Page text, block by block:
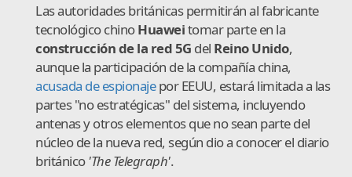
Las autoridades británicas permitirán al fabricante
tecnológico chinoHuaweitomar parte en la
construcción de la red 5G del Reino Unido,
aunque la participación de la compañía china,
acusada de espionajepor EEUU, estará limitada a las
partes "no estratégicas" del sistema, incluyendo
antenas y otros elementos que no sean parte del
núcleo de la nueva red, según dio a conocer el diario
británico 'The Telegraph'.